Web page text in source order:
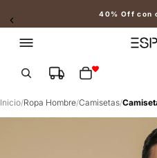
40% Off con
Slide 2 of 2
Inicio/Ropa Hombre/Camisetas/